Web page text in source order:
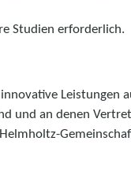
Studien erforderlich.
Leistungen
und an denen